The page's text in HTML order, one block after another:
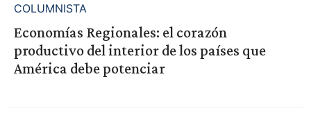
COLUMNISTA
Economías Regionales: el corazón
productivo del interior de los países que
América debe potenciar